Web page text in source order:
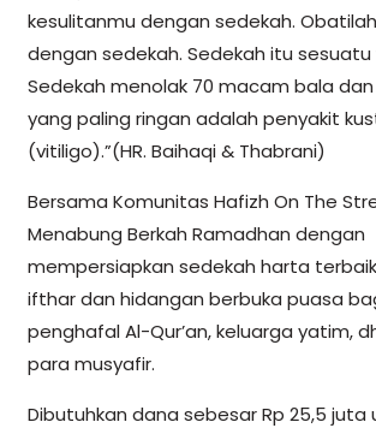
kesulitanmu dengan sedekah.
dengan sedekah. Sedekah itu sesuatu
Sedekah menolak 70 macam bala
yang paling ringan adalah penyakit
(vitiligo).”(HR. Baihaqi & Thabrani)
Bersama Komunitas Hafizh On The
Menabung Berkah Ramadhan dengan
mempersiapkan sedekah harta
ifthar dan hidangan berbuka puasa
penghafal Al-Qur’an, keluarga yatim,
para musyafir.
Dibutuhkan dana sebesar Rp 25,5 juta